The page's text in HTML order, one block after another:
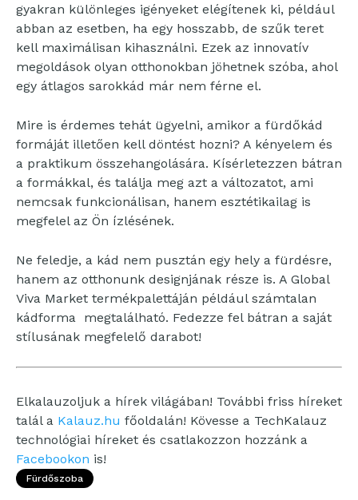
gyakran különleges igényeket elégítenek ki, például
abban az esetben, ha egy hosszabb, de szűk teret
kell maximálisan kihasználni. Ezek az innovatív
megoldások olyan otthonokban jöhetnek szóba, ahol
egy átlagos sarokkád már nem férne el.
Mire is érdemes tehát ügyelni, amikor a fürdőkád
formáját illetően kell döntést hozni? A kényelem és
a praktikum összehangolására. Kísérletezzen bátran
a formákkal, és találja meg azt a változatot, ami
nemcsak funkcionálisan, hanem esztétikailag is
megfelel az Ön ízlésének.
Ne feledje, a kád nem pusztán egy hely a fürdésre,
hanem az otthonunk designjának része is. A Global
Viva Market termékpalettáján például számtalan
kádforma megtalálható. Fedezze fel bátran a saját
stílusának megfelelő darabot!
Elkalauzoljuk a hírek világában! További friss híreket
talál a Kalauz.hu főoldalán! Kövesse a TechKalauz
technológiai híreket és csatlakozzon hozzánk a
Facebookon is!
Fürdőszoba